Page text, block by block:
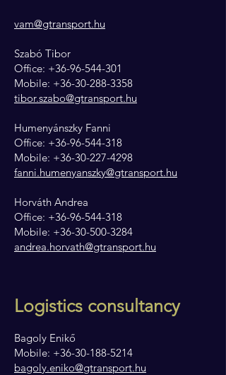
vam@gtransport.hu
Szabó Tibor
Office: +36-96-544-301
Mobile: +36-30-288-3358
tibor.szabo@gtransport.hu
Humenyánszky Fanni
Office: +36-96-544-318
Mobile: +36-30-227-4298
fanni.humenyanszky@gtransport.hu
Horváth Andrea
Office: +36-96-544-318
Mobile: +36-30-500-3284
andrea.horvath@gtransport.hu
Logistics consultancy
Bagoly Enikő
Mobile: +36-30-188-5214
bagoly.eniko@gtransport.hu